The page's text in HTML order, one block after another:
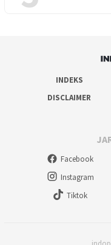
INDEKS
DISCLAIMER
Facebook
Instagram
Tiktok